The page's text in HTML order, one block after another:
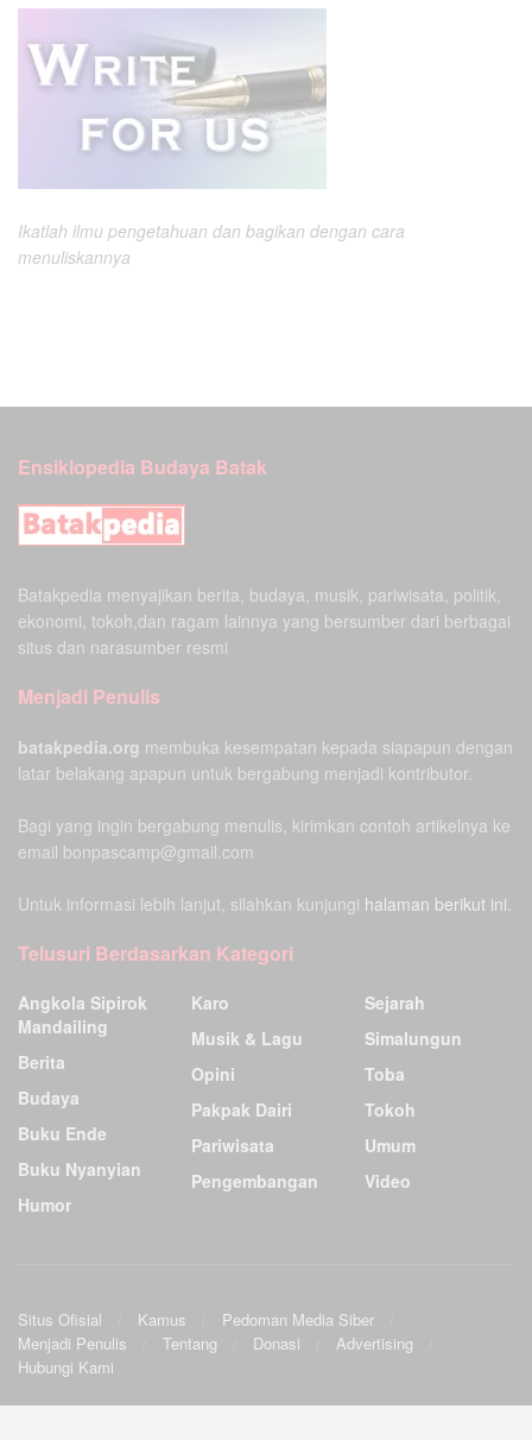
Ikatlah ilmu pengetahuan dan bagikan dengan cara
menuliskannya
Ensiklopedia Budaya Batak
Batakpedia menyajikan berita, budaya, musik, pariwisata, politik,
ekonomi, tokoh,dan ragam lainnya yang bersumber dari berbagai
situs dan narasumber resmi
Menjadi Penulis
batakpedia.org membuka kesempatan kepada siapapun dengan
latar belakang apapun untuk bergabung menjadi kontributor.
Bagi yang ingin bergabung menulis, kirimkan contoh artikelnya ke
email bonpascamp@gmail.com
Untuk informasi lebih lanjut, silahkan kunjungi halaman berikut ini.
Telusuri Berdasarkan Kategori
Angkola Sipirok
Mandailing
Berita
Budaya
Buku Ende
Buku Nyanyian
Humor
Karo
Musik & Lagu
Opini
Pakpak Dairi
Pariwisata
Pengembangan
Sejarah
Simalungun
Toba
Tokoh
Umum
Video
Situs Ofisial Kamus
Pedoman Media Siber
Menjadi Penulis
Tentang Donasi
Advertising
Hubungi Kami
Ensiklopedia Budaya Batak.©2009Sunardo Panjaitan& G. Sahat. All